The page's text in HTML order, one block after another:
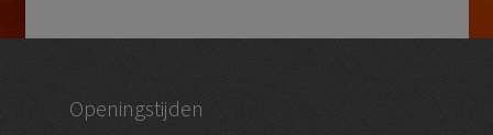
Openingstijden